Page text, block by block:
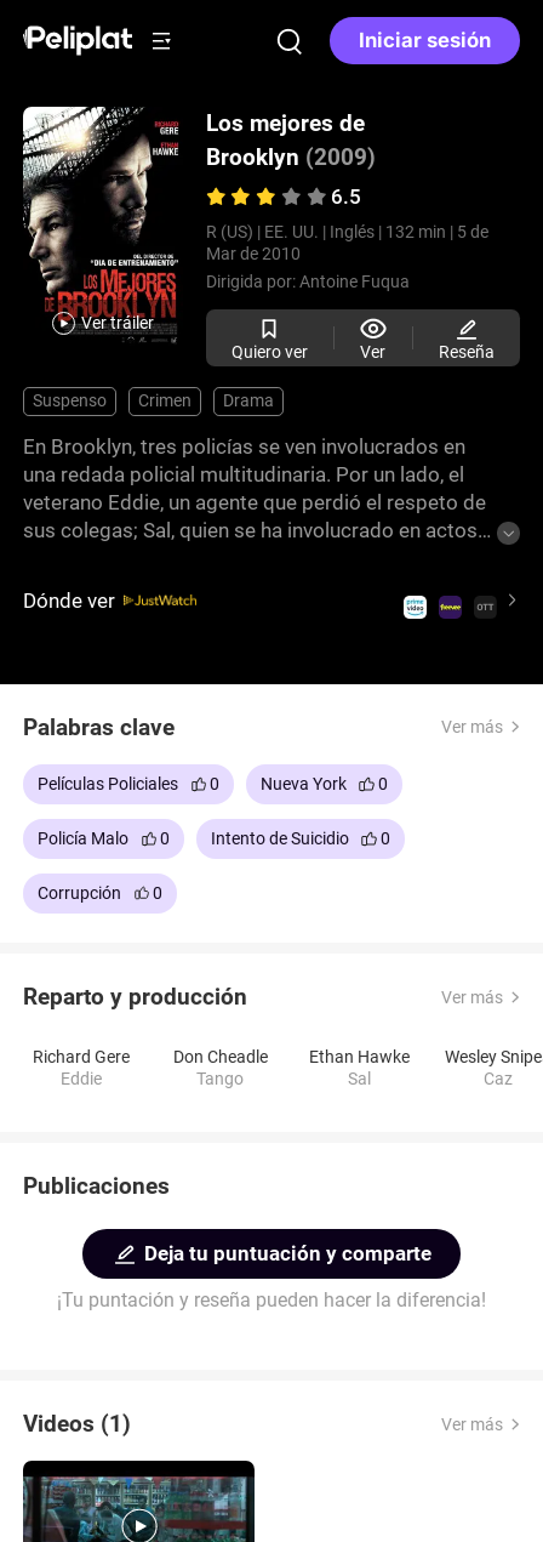
Iniciar sesión
Ver tráiler
Los mejores de
Brooklyn (2009)
6.5
R (US) | EE. UU. | Inglés | 132 min | 5 de
Mar de 2010
Dirigida por:Antoine Fuqua
Quiero ver Ver Reseña
Suspenso Crimen Drama
En Brooklyn, tres policías se ven involucrados en
una redada policial multitudinaria. Por un lado, el
veterano Eddie, un agente que perdió el respeto de
sus colegas; Sal, quien se ha involucrado en actos
que se vuelve su amigo. No te pierdas este drama
Dónde ver
Palabras clave Ver más
Películas Policiales 0 Nueva York 0
Policía Malo 0 Intento de Suicidio 0
Corrupción 0
Reparto y producción Ver más
Richard Gere
Eddie
Don Cheadle
Tango
Ethan Hawke
Sal
Wesley
Caz
Publicaciones
Deja tu puntuación y comparte
¡Tu puntación y reseña pueden hacer la diferencia!
Videos (1) Ver más